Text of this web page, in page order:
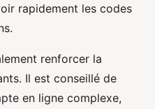
rapidement les codes
renforcer la
Il est conseillé de
en ligne complexe,